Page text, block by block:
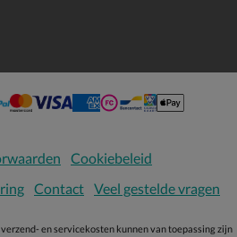
Cookiebeleid
Contact Veel gestelde vragen
en servicekosten kunnen van toepassing zijn